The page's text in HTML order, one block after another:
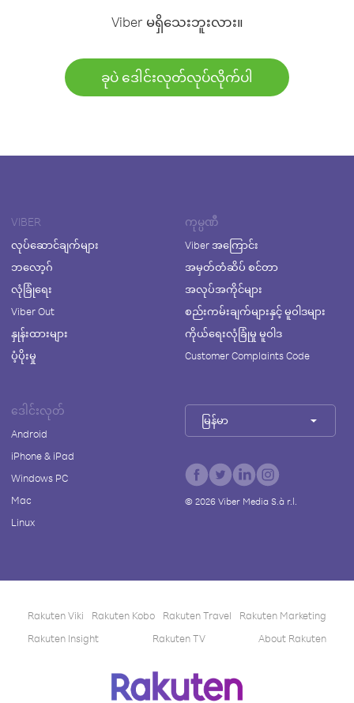
Viber မရှိသေးဘူးလား။
ခုပဲ ဒေါင်းလုတ်လုပ်လိုက်ပါ
VIBER
လုပ်ဆောင်ချက်များ
ဘလော့ဂ်
လုံခြုံရေး
Viber Out
နှုန်းထားများ
ပံ့ပိုးမှု
ကုမ္ပဏီ
Viber အကြောင်း
အမှတ်တံဆိပ် စင်တာ
အလုပ်အကိုင်များ
စည်းကမ်းချက်များနှင့် မူဝါဒများ
ကိုယ်ရေးလုံခြုံမှု မူဝါဒ
Customer Complaints Code
ဒေါင်းလုတ်
Android
iPhone & iPad
Windows PC
Mac
Linux
မြန်မာ
© 2026Viber Media S.à r.l.
Rakuten Viki Rakuten Kobo Rakuten Travel
Rakuten Marketing
Rakuten Insight
Rakuten TV About Rakuten